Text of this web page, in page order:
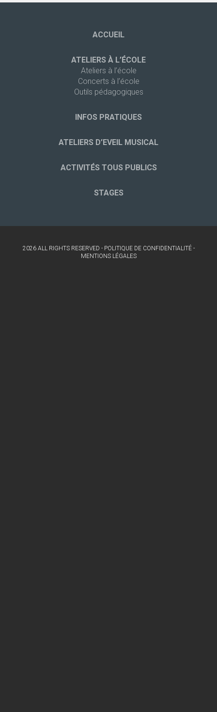
ACCUEIL
ATELIERS À L’ÉCOLE
Ateliers à l’école
Concerts à l’école
Outils pédagogiques
INFOS PRATIQUES
ATELIERS D’EVEIL MUSICAL
ACTIVITÉS TOUS PUBLICS
STAGES
2026 ALL RIGHTS RESERVED - POLITIQUE DE CONFIDENTIALITÉ-
MENTIONS LÉGALES